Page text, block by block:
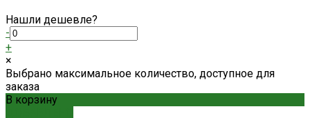
Нашли дешевле?
-
+
×
Выбрано максимальное количество, доступное для
заказа
В корзину